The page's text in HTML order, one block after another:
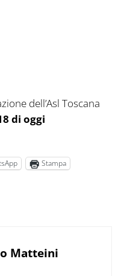
dell’Asl Toscana
di oggi
Stampa
Matteini